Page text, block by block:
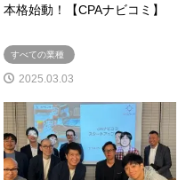
本格始動！【CPAナビコミ】
すべての業種
2025.03.03